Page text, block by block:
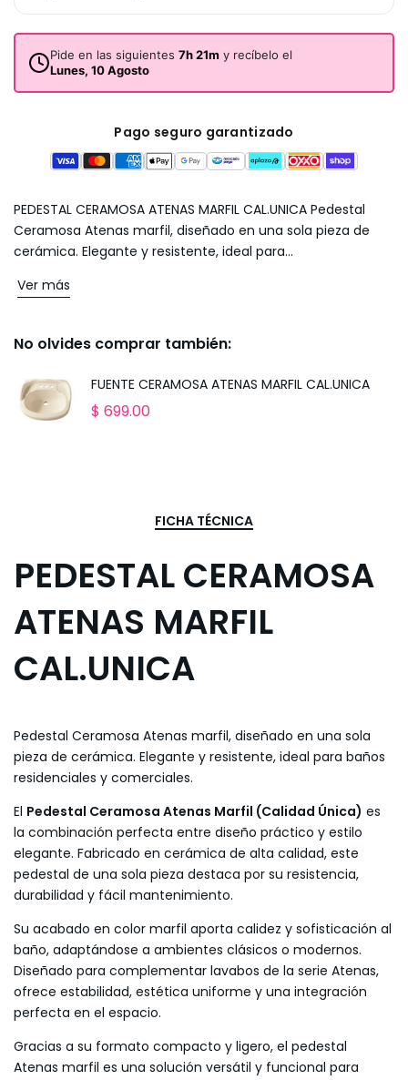
Pide en las siguientes 7h 21m y recíbelo el
Lunes, 10 Agosto
Pago seguro garantizado
PEDESTAL CERAMOSA ATENAS MARFIL CAL.UNICA Pedestal
Ceramosa Atenas marfil, diseñado en una sola pieza de
cerámica. Elegante y resistente, ideal para...
Ver más
No olvides comprar también:
FUENTE CERAMOSA ATENAS MARFIL CAL.UNICA
$ 699.00
FICHA TÉCNICA
PEDESTAL CERAMOSA
ATENAS MARFIL
CAL.UNICA
Pedestal Ceramosa Atenas marfil, diseñado en una sola
pieza de cerámica. Elegante y resistente, ideal para baños
residenciales y comerciales.
El Pedestal Ceramosa Atenas Marfil (Calidad Única) es
la combinación perfecta entre diseño práctico y estilo
elegante. Fabricado en cerámica de alta calidad, este
pedestal de una sola pieza destaca por su resistencia,
durabilidad y fácil mantenimiento.
Su acabado en color marfil aporta calidez y sofisticación al
baño, adaptándose a ambientes clásicos o modernos.
Diseñado para complementar lavabos de la serie Atenas,
ofrece estabilidad, estética uniforme y una integración
perfecta en el espacio.
Gracias a su formato compacto y ligero, el pedestal
Atenas marfil es una solución versátil y funcional para